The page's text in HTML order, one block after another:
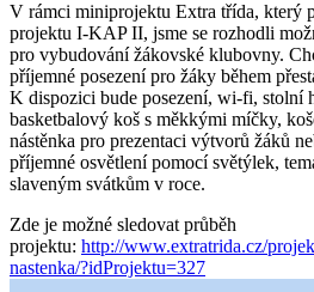
V rámci miniprojektu Extra třída, který
projektu I-KAP II, jsme se rozhodli
pro vybudování žákovské klubovny.
příjemné posezení pro žáky během
K dispozici bude posezení, wi-fi, stolní
basketbalový koš s měkkými míčky,
nástěnka pro prezentaci výtvorů žáků
příjemné osvětlení pomocí světýlek,
slaveným svátkům v roce.
Zde je možné sledovat průběh
projektu: http://www.extratrida.cz/
nastenka/?idProjektu=327